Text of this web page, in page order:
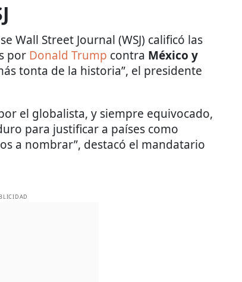
Wall Street Journal (WSJ) calificó las
por Donald Trump contra México y
tonta de la historia”, el presidente
el globalista, y siempre equivocado,
para justificar a países como
a nombrar”, destacó el mandatario